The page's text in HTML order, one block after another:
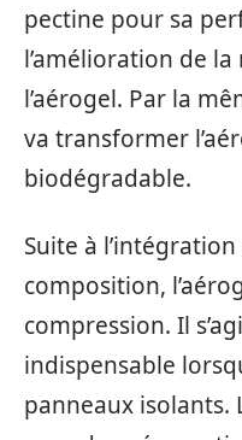
pectine pour sa
l’amélioration de
l’aérogel. Par la
va transformer
biodégradable.
Suite à
composition,
compression. Il
indispensable
panneaux isolants.